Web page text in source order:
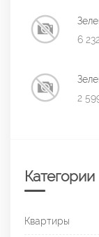
6
2
Категории
Квартиры